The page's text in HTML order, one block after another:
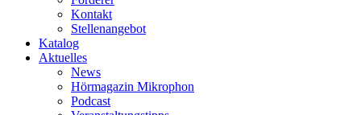
Kontakt
Stellenangebot
Katalog
Aktuelles
News
Hörmagazin Mikrophon
Podcast